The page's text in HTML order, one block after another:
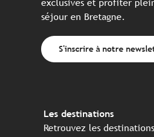
exclusives et profiter
séjour en Bretagne.
S'inscrire à notre
Les destinations
Retrouvez les